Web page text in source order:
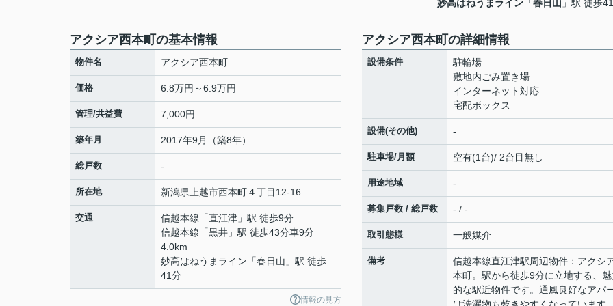
妙高はねうまライン 「 春日山 」駅 徒歩
アクシア西本町の基本情報
物件名 アクシア西本町
価格 6.8万円～6.9万円
管理/共益費 7,000円
築年月 2017年9月（築8年）
総戸数 -
所在地 新潟県 上越市西本町４丁目12-16
交通 信越本線 「直江津 」駅 徒歩9分
信越本線 「黒井 」駅 徒歩43分車9分
4.0km
妙高はねうまライン 「春日山 」駅 徒歩
41分
情報の見方
アクシア西本町の詳細情報
設備条件
駐輪場
敷地内ごみ置き場
インターネット対応
宅配ボックス
設備(その他) -
駐車場/月額 空有(1台)/ 2台目無し
用途地域 -
募集戸数 / 総戸数 - / -
取引態様 一般媒介
備考
信越本線直江津駅周辺物件：アクシ
本町。駅から徒歩9分に立地する、魅
的な駅近物件です。通風良好なアパ